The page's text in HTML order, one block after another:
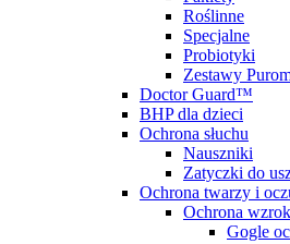
Roślinne
Specjalne
Probiotyki
Zestawy
Doctor Guard™
BHP dla dzieci
Ochrona słuchu
Nauszniki
Zatyczki do
Ochrona twarzy i
Ochrona
Gogle